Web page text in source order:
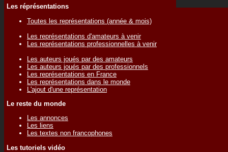
Les réprésentations
Toutes les représentations (année & mois)
Les représentations d'amateurs à venir
Les représentations professionnelles à venir
Les auteurs joués par des amateurs
Les auteurs joués par des professionnels
Les représentations en France
Les représentations dans le monde
L'ajout d'une représentation
Le reste du monde
Les annonces
Les liens
Les textes non francophones
Les tutoriels vidéo